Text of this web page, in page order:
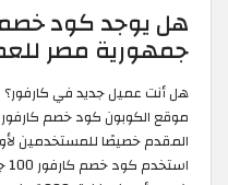
هل يوجد كود
جمهورية مصر
هل أنت عميل جديد في كارفور؟
موقع الكوبون كود خصم
المقدم خصيصًا للمستخدمين
استخدم كود خصم كارفور 100 جنيه: